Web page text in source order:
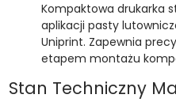
Kompaktowa drukarka
aplikacji pasty
Uniprint. Zapewnia
etapem montażu
Stan Techniczny